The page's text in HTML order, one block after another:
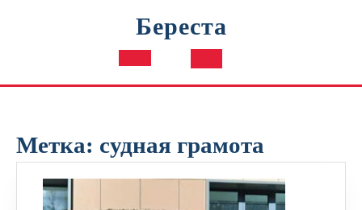
Береста
Кнопка
Метка: судная грамота